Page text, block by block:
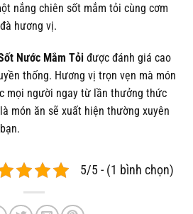
nắng chiên sốt mắm tỏi cùng cơm
hương vị.
Nước Mắm Tỏi được đánh giá cao
thống. Hương vị trọn vẹn mà món
mọi người ngay từ lần thưởng thức
món ăn sẽ xuất hiện thường xuyên
5/5 - (1 bình chọn)